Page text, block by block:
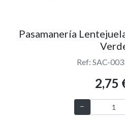
Pasamanería
Ref: SAC-
2,75